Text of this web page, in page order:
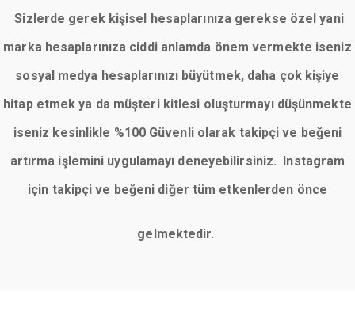
Sizlerde gerek kişisel hesaplarınıza gerekse özel yani
marka hesaplarınıza ciddi anlamda önem vermekte iseniz
sosyal medya hesaplarınızı büyütmek, daha çok kişiye
hitap etmek ya da müşteri kitlesi oluşturmayı düşünmekte
iseniz kesinlikle %100 Güvenli olarak takipçi ve beğeni
artırma işlemini uygulamayı deneyebilirsiniz. Instagram
için takipçi ve beğeni diğer tüm etkenlerden önce
gelmektedir.